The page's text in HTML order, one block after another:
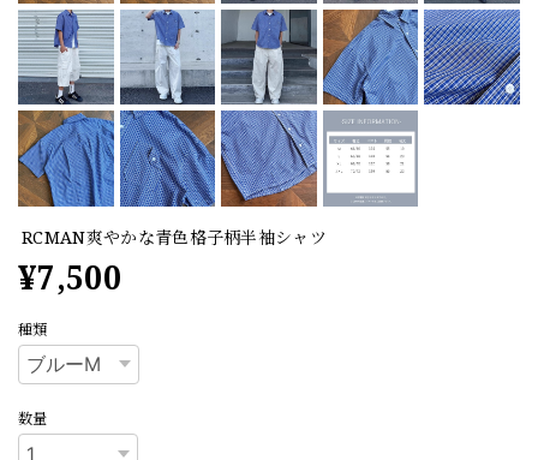
RCMAN爽やかな青色格子柄半袖シャツ
¥7,500
種類
数量